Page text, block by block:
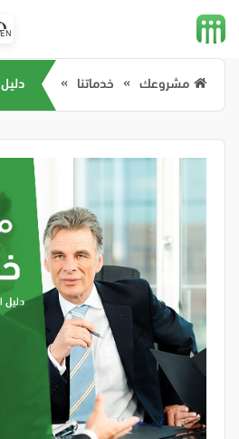
EN
مشروعك خدماتنا